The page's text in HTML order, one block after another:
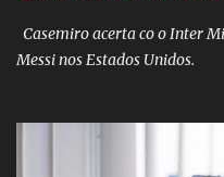
Casemiro acerta co o Inter
Messi nos Estados Unidos.